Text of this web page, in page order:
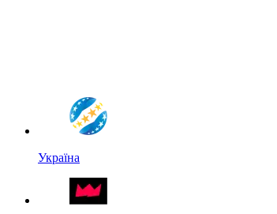
Україна